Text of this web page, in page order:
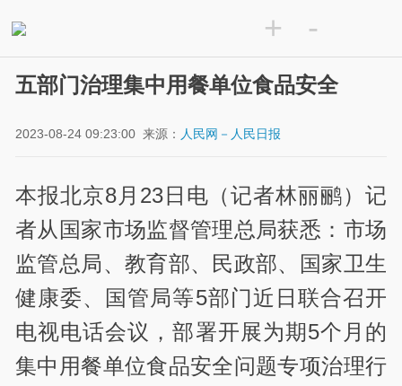
+ -
五部门治理集中用餐单位食品安全
2023-08-24 09:23:00 来源： 人民网－人民日报
本报北京8月23日电（记者林丽鹂）记
者从国家市场监督管理总局获悉：市场
监管总局、教育部、民政部、国家卫生
健康委、国管局等5部门近日联合召开
电视电话会议，部署开展为期5个月的
集中用餐单位食品安全问题专项治理行